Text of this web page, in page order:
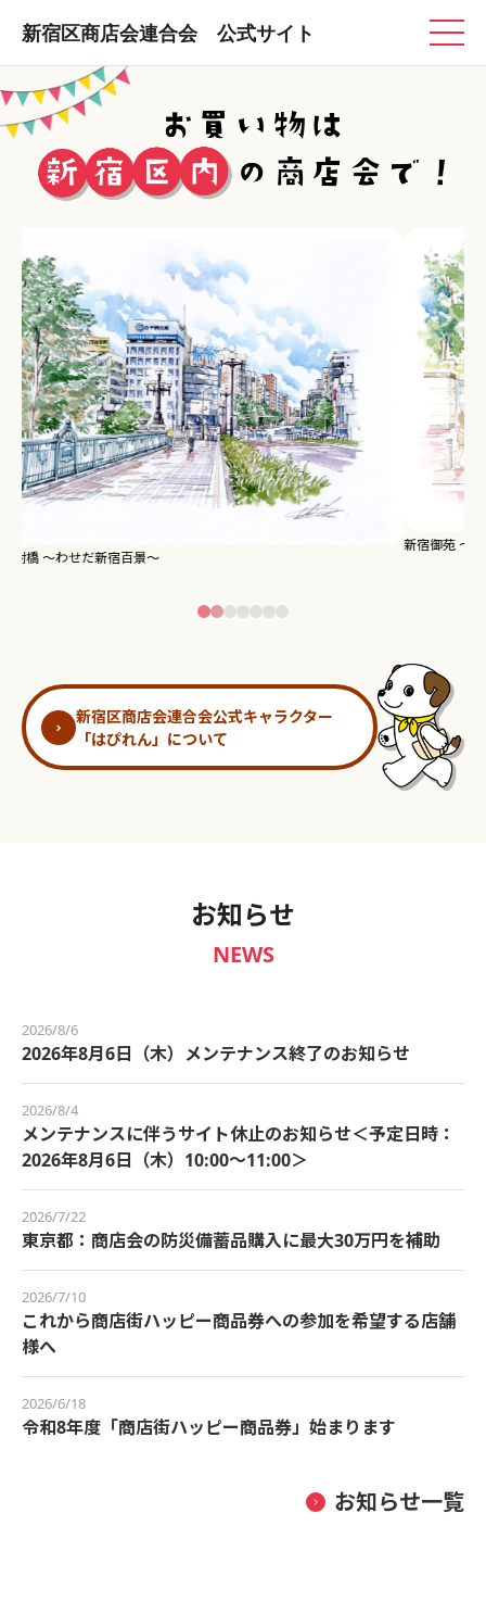
新宿区商店会連合会 公式サイト
新宿区商店会連合会公式キャラクター
「はぴれん」について
お知らせ
NEWS
2026/8/6
2026年8月6日（木）メンテナンス終了のお知らせ
2026/8/4
メンテナンスに伴うサイト休止のお知らせ＜予定日時：
2026年8月6日（木）10:00～11:00＞
2026/7/22
東京都：商店会の防災備蓄品購入に最大30万円を補助
2026/7/10
これから商店街ハッピー商品券への参加を希望する店舗
様へ
2026/6/18
令和8年度「商店街ハッピー商品券」始まります
お知らせ一覧